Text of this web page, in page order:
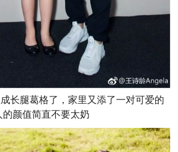
长腿葛格了，家里又添了一对可爱的
颜值简直不要太奶